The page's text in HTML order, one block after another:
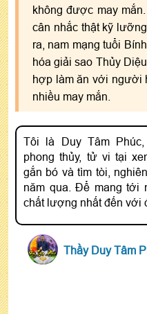
không được may
cân nhắc thật kỹ
ra, nam mạng tuổi
hóa giải sao Thủy
hợp làm ăn với người
nhiều may mắn.
Tôi là Duy Tâm
phong thủy, tử vi tại
gắn bó và tìm tòi,
năm qua. Để mang tới
chất lượng nhất đến với
Thầy Duy Tâm